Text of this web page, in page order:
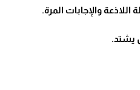
اللاذعة والإجابات المرة.
يشتد.